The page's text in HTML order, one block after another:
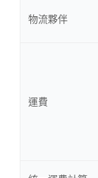
物流夥伴
運費